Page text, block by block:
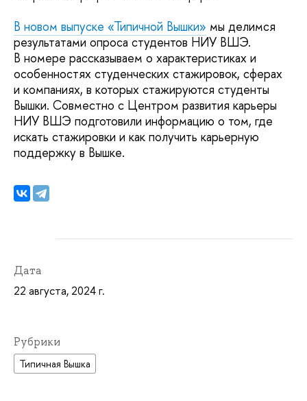
В новом выпуске «Типичной Вышки» мы делимся
результатами опроса студентов НИУ ВШЭ.
В номере рассказываем о характеристиках и
особенностях студенческих стажировок, сферах
и компаниях, в которых стажируются студенты
Вышки. Совместно с Центром развития карьеры
НИУ ВШЭ подготовили информацию о том, где
искать стажировки и как получить карьерную
поддержку в Вышке.
Дата
22 августа, 2024 г.
Рубрики
Типичная Вышка